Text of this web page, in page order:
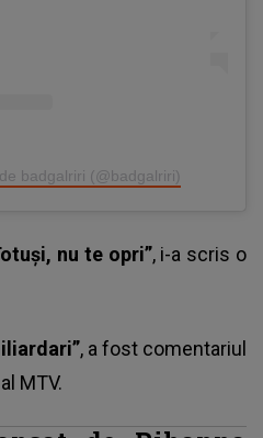
badgalriri (@badgalriri)
nu te opri”, i-a scris o
, a fost comentariul
MTV.